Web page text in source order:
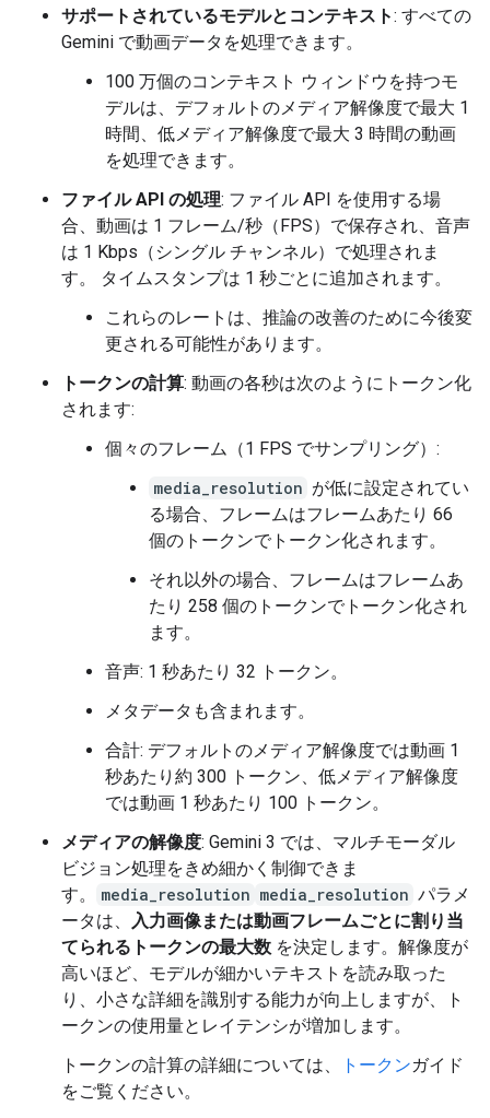
サポートされているモデルとコンテキスト: すべての
Gemini で動画データを処理できます。
100 万個のコンテキスト ウィンドウを持つモ
デルは、デフォルトのメディア解像度で最大 1
時間、低メディア解像度で最大 3 時間の動画
を処理できます。
ファイル API の処理: ファイル API を使用する場
合、動画は 1 フレーム/秒（FPS）で保存され、音声
は 1 Kbps（シングル チャンネル）で処理されま
す。 タイムスタンプは 1 秒ごとに追加されます。
これらのレートは、推論の改善のために今後変
更される可能性があります。
トークンの計算: 動画の各秒は次のようにトークン化
されます:
個々のフレーム（1 FPS でサンプリング）:
media_resolution が低に設定されてい
る場合、フレームはフレームあたり 66
個のトークンでトークン化されます。
それ以外の場合、フレームはフレームあ
たり 258 個のトークンでトークン化され
ます。
音声: 1 秒あたり 32 トークン。
メタデータも含まれます。
合計: デフォルトのメディア解像度では動画 1
秒あたり約 300 トークン、低メディア解像度
では動画 1 秒あたり 100 トークン。
メディアの解像度: Gemini 3 では、マルチモーダル
ビジョン処理をきめ細かく制御できま
す。
media_resolution media_resolution パラメ
ータは、
入力画像または動画フレームごとに割り当
てられるトークンの最大数 を決定します。解像度が
高いほど、モデルが細かいテキストを読み取った
り、小さな詳細を識別する能力が向上しますが、ト
ークンの使用量とレイテンシが増加します。
トークンの計算の詳細については、
トークンガイド
をご覧ください。